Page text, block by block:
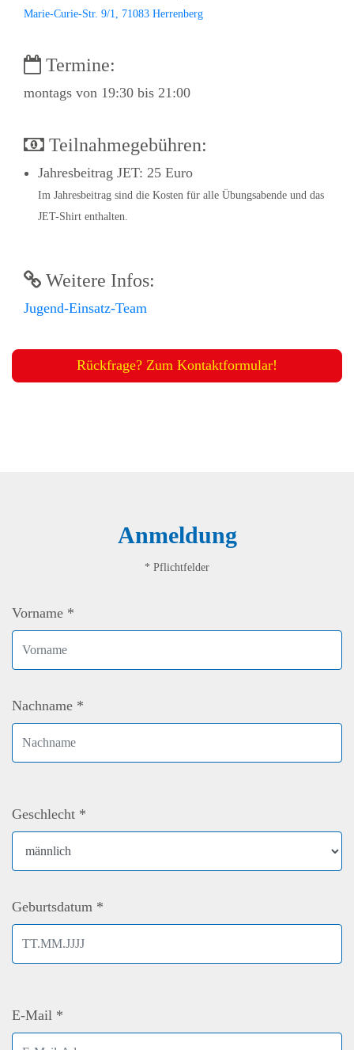
Marie-Curie-Str. 9/1, 71083 Herrenberg
Termine:
montags von 19:30 bis 21:00
Teilnahmegebühren:
Jahresbeitrag JET: 25 Euro
Im Jahresbeitrag sind die Kosten für alle Übungsabende und das
JET-Shirt enthalten.
Weitere Infos:
Jugend-Einsatz-Team
Rückfrage? Zum Kontaktformular!
Anmeldung
* Pflichtfelder
Vorname *
Nachname *
Geschlecht *
Geburtsdatum *
E-Mail *